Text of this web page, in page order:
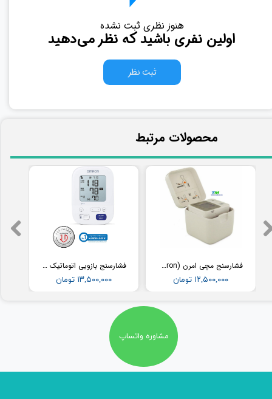
هنوز نظری ثبت نشده
اولین نفری باشید که نظر می‌دهید
ثبت نظر
فشارسنج بازویی اتوماتیک با کاف پهن امرن (OMRON) مدل M3
۱۳,۵۰۰,۰۰۰ تومان
فشارسنج مچی امرن (Omron) مدل RS2
۱۲,۵۰۰,۰۰۰ تومان
​محصولات مرتبط
مشاوره واتساپ